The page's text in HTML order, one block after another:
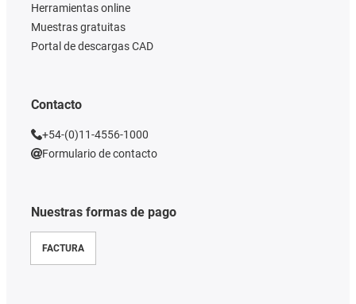
Nuestras formas de pago
FACTURA
Herramientas online
Muestras gratuitas
Portal de descargas CAD
Contacto
+54-(0)11-4556-1000
Formulario de contacto